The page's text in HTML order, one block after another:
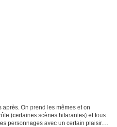
On prend les mêmes et on
(certaines scènes hilarantes) et tous
personnages avec un certain plaisir.